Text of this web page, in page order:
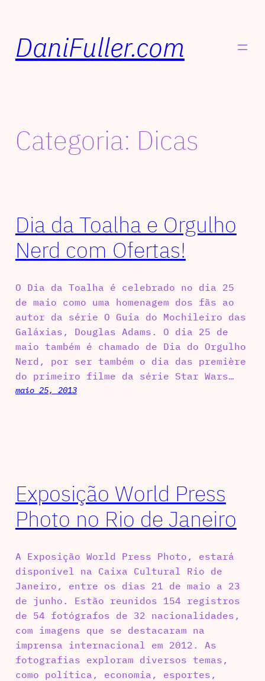
DaniFuller.com
Categoria: Dicas
Dia da Toalha e Orgulho
Nerd com Ofertas!
O Dia da Toalha é celebrado no dia 25
de maio como uma homenagem dos fãs ao
autor da série O Guia do Mochileiro das
Galáxias, Douglas Adams. O dia 25 de
maio também é chamado de Dia do Orgulho
Nerd, por ser também o dia das première
do primeiro filme da série Star Wars…
maio 25, 2013
Exposição World Press
Photo no Rio de Janeiro
A Exposição World Press Photo, estará
disponível na Caixa Cultural Rio de
Janeiro, entre os dias 21 de maio a 23
de junho. Estão reunidos 154 registros
de 54 fotógrafos de 32 nacionalidades,
com imagens que se destacaram na
imprensa internacional em 2012. As
fotografias exploram diversos temas,
como política, economia, esportes,